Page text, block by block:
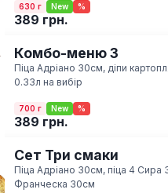
630 г New %
389 грн.
Комбо-меню 3
Піца Адріано 30см, діпи
0.33л на вибір
700 г New %
389 грн.
Сет Три смаки
Піца Адріано 30см, піца 4 Сира
Франческа 30см